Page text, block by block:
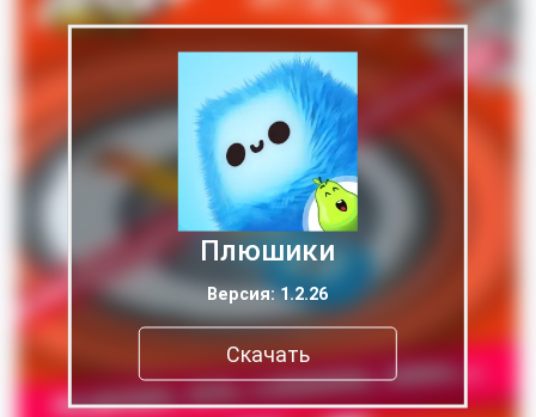
Плюшики
Версия: 1.2.26
Скачать